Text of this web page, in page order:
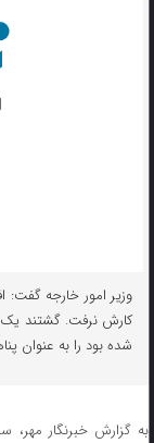
وزیر امور خارجه گفت:
شده بود را به عنوان
به گزارش خبرنگار مهر،